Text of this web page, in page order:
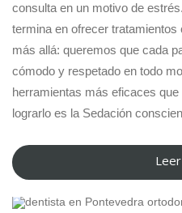
consulta en un motivo de
termina en ofrecer
más allá: queremos que cada
cómodo y respetado en todo
herramientas más eficaces
lograrlo es la Sedación
“Sedación
consciente
09 MAR 2026